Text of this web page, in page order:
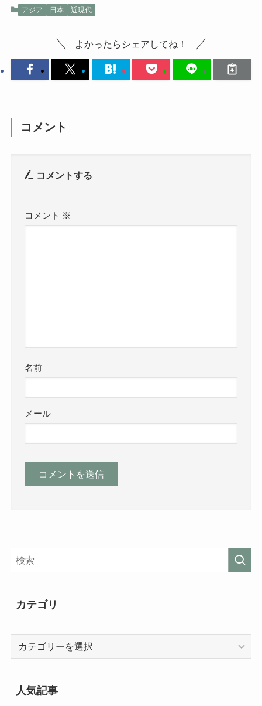
アジア 日本 近現代
よかったらシェアしてね！
コメント
コメントする
コメント ※
名前
メール
カテゴリ
人気記事